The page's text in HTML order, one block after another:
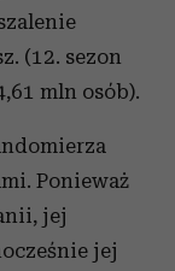
(12. sezon
mln osób).
Ponieważ
jej
jej